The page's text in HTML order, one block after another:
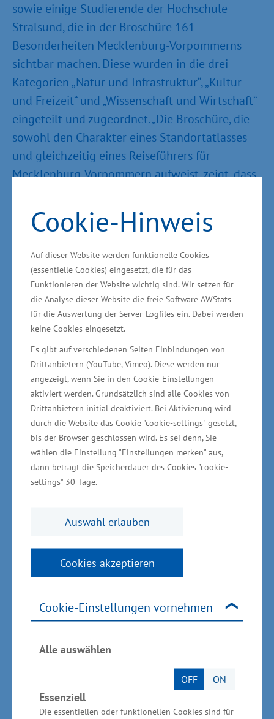
Cookie-Hinweis
Auf dieser Website werden funktionelle Cookies
(essentielle Cookies) eingesetzt, die für das
Funktionieren der Website wichtig sind. Wir setzen für
die Analyse dieser Website die freie Software AWStats
für die Auswertung der Server-Logfiles ein. Dabei werden
keine Cookies eingesetzt.
Es gibt auf verschiedenen Seiten Einbindungen von
Drittanbietern (YouTube, Vimeo). Diese werden nur
angezeigt, wenn Sie in den Cookie-Einstellungen
aktiviert werden. Grundsätzlich sind alle Cookies von
Drittanbietern initial deaktiviert. Bei Aktivierung wird
durch die Website das Cookie "cookie-settings" gesetzt,
bis der Browser geschlossen wird. Es sei denn, Sie
wählen die Einstellung "Einstellungen merken" aus,
dann beträgt die Speicherdauer des Cookies "cookie-
settings" 30 Tage.
Auswahl erlauben
Cookies akzeptieren
Cookie-Einstellungen vornehmen
Alle auswählen
OFF ON
Essenziell
Die essentiellen oder funktionellen Cookies sind für
sowie einige Studierende der Hochschule
Stralsund, die in der Broschüre 161
Besonderheiten Mecklenburg-Vorpommerns
sichtbar machen. Diese wurden in die drei
Kategorien „Natur und Infrastruktur“, „Kultur
und Freizeit“ und „Wissenschaft und Wirtschaft“
eingeteilt und zugeordnet. „Die Broschüre, die
sowohl den Charakter eines Standortatlasses
und gleichzeitig eines Reiseführers für
Mecklenburg-Vorpommern aufweist, zeigt, dass
Schönheit seiner Natur weit mehr zu bieten hat.
Unser Land ist ein guter Standort zum
Leben“, sagte Rudolph.
Broschüre ist Meilenstein im
Forschungsvorhaben
„Situationsanalyse der Branchen-,
Unternehmens- und
Netzwerkstrukturen in
Mecklenburg-Vorpommern“
Die Broschüre ist ein Zwischenresultat des
Projektes „Standort- und Mittelstandsoffensive
des Forschungsvorhabens der Hochschule
Stralsund ist die Erstellung einer
Situationsanalyse der Branchen-,
Unternehmens- und Netzwerkstrukturen in
Mecklenburg-Vorpommern. Die entstehende
Studie soll die Wirtschaftsstruktur des Landes
damit eine fundierte Basis für
Entscheidungsträger in Politik, Verwaltung und
Wirtschaft darstellen. So sollen die Innovations-
und Wettbewerbsfähigkeit des Landes